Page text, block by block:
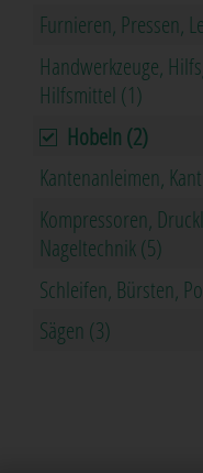
Furnieren, Pressen,
Handwerkzeuge,
Hilfsmittel (1)
Hobeln (2)
Kantenanleimen,
Kompressoren,
Nageltechnik (5)
Schleifen, Bürsten,
Sägen (3)